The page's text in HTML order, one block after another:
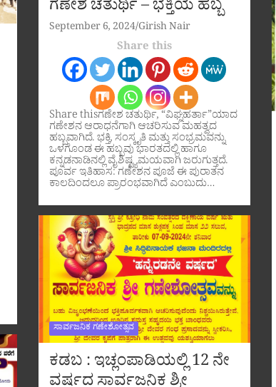
ಗಣೇಶ ಚತುರ್ಥಿ – ಭಕ್ತಿಯ ಹಬ್ಬ
September 6, 2024Girish Nair
Share this
Share thisಗಣೇಶ ಚತುರ್ಥಿ, “ವಿಘ್ನಹರ್ತಾ”ಯಾದ
ಗಣೇಶನ ಆರಾಧನೆಗಾಗಿ ಆಚರಿಸುವ ಮಹತ್ವದ
ಹಬ್ಬವಾಗಿದೆ. ಭಕ್ತಿ, ಸಂಸ್ಕೃತಿ ಮತ್ತು ಸಂಭ್ರಮವನ್ನು
ಒಳಗೊಂಡ ಈ ಹಬ್ಬವು ಭಾರತದಲ್ಲಿ ಹಾಗೂ
ಕನ್ನಡನಾಡಿನಲ್ಲಿ ವೈಶಿಷ್ಟ್ಯಮಯವಾಗಿ ಜರುಗುತ್ತದೆ.
ಪೂರ್ವ ಇತಿಹಾಸ: ಗಣೇಶನ ಪೂಜೆ ಈ ಪುರಾತನ
ಕಾಲದಿಂದಲೂ ಪ್ರಾರಂಭವಾಗಿದೆ ಎಂಬುದು…
ಸಾರ್ವಜನಿಕ ಗಣೇಶೋತ್ಸವ
ಕಡಬ : ಇಚ್ಲಂಪಾಡಿಯಲ್ಲಿ 12 ನೇ